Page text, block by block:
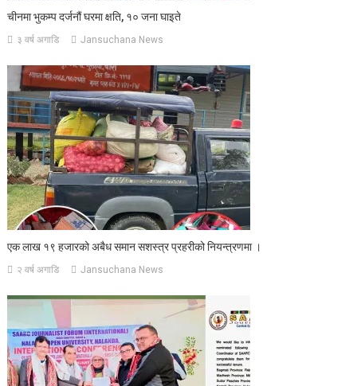
चीनमा भुकम्प दर्जनौं घरमा क्षति, १० जना घाइते
३ वर्ष अगाडि Jansuchana News
एक लाख १९ हजारको अबैध समान सशस्त्र प्रहरीको नियन्त्रणमा ।
२ वर्ष अगाडि Jansuchana News